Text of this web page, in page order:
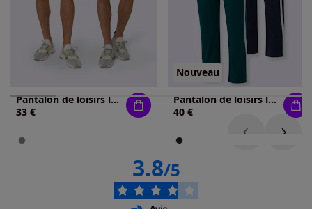
Pantalon de loisirs lot de 2
33 €
Nouveau
Pantalon de loisirs lot de 2
40 €
3.8/5